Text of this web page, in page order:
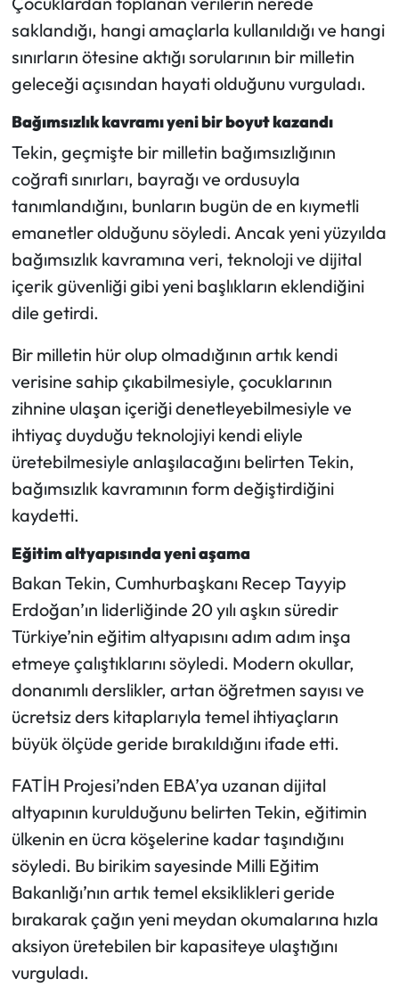
saklandığı, hangi amaçlarla kullanıldığı ve hangi
sınırların ötesine aktığı sorularının bir milletin
geleceği açısından hayati olduğunu vurguladı.
Bağımsızlık kavramı yeni bir boyut kazandı
Tekin, geçmişte bir milletin bağımsızlığının
coğrafi sınırları, bayrağı ve ordusuyla
tanımlandığını, bunların bugün de en kıymetli
emanetler olduğunu söyledi. Ancak yeni yüzyılda
bağımsızlık kavramına veri, teknoloji ve dijital
içerik güvenliği gibi yeni başlıkların eklendiğini
dile getirdi.
Bir milletin hür olup olmadığının artık kendi
verisine sahip çıkabilmesiyle, çocuklarının
zihnine ulaşan içeriği denetleyebilmesiyle ve
ihtiyaç duyduğu teknolojiyi kendi eliyle
üretebilmesiyle anlaşılacağını belirten Tekin,
bağımsızlık kavramının form değiştirdiğini
kaydetti.
Eğitim altyapısında yeni aşama
Bakan Tekin, Cumhurbaşkanı Recep Tayyip
Erdoğan’ın liderliğinde 20 yılı aşkın süredir
Türkiye’nin eğitim altyapısını adım adım inşa
etmeye çalıştıklarını söyledi. Modern okullar,
donanımlı derslikler, artan öğretmen sayısı ve
ücretsiz ders kitaplarıyla temel ihtiyaçların
büyük ölçüde geride bırakıldığını ifade etti.
FATİH Projesi’nden EBA’ya uzanan dijital
altyapının kurulduğunu belirten Tekin, eğitimin
ülkenin en ücra köşelerine kadar taşındığını
söyledi. Bu birikim sayesinde Milli Eğitim
Bakanlığı’nın artık temel eksiklikleri geride
bırakarak çağın yeni meydan okumalarına hızla
aksiyon üretebilen bir kapasiteye ulaştığını
vurguladı.